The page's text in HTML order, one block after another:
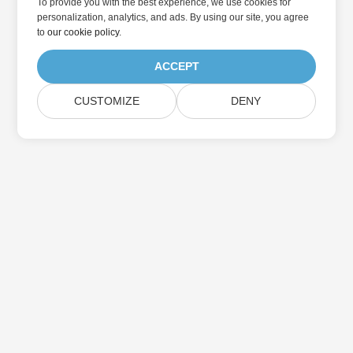
To provide you with the best experience, we use cookies for
personalization, analytics, and ads. By using our site, you agree
toour cookie policy.
ACCEPT
CUSTOMIZE DENY